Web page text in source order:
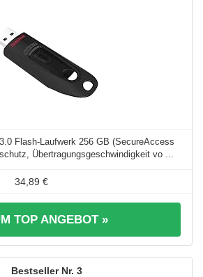
Flash-Laufwerk 256 GB (SecureAccess
Übertragungsgeschwindigkeit vo ...
34,89 €
TOP ANGEBOT »
3